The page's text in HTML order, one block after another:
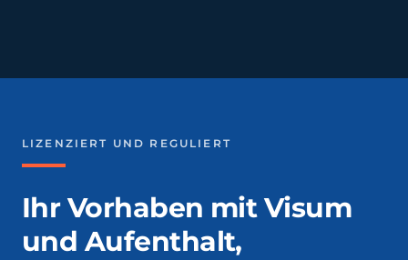
LIZENZIERT UND REGULIERT
Ihr Vorhaben mit Visum
und Aufenthalt,